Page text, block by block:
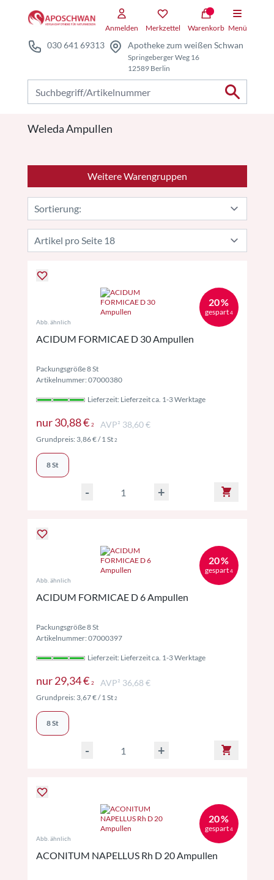
Anmelden Merkzettel Warenkorb Menü
030 641 69313 Apotheke zum weißen Schwan
Springeberger Weg 16
12589 Berlin
Weleda Ampullen
Weitere Warengruppen
20 %
gespart 4
Abb. ähnlich
ACIDUM FORMICAE D 30 Ampullen
Packungsgröße 8 St
Artikelnummer: 07000380
Lieferzeit: Lieferzeit ca. 1-3 Werktage
nur30,88 € 2Preise inkl. MwSt. ggf. zzgl. Versand
AVP² 38,60 €
Grundpreis: 3,86 €/ 1 St 2Preise inkl. MwSt. ggf. zzgl. Versand
8 St
- +
20 %
gespart 4
Abb. ähnlich
ACIDUM FORMICAE D 6 Ampullen
Packungsgröße 8 St
Artikelnummer: 07000397
Lieferzeit: Lieferzeit ca. 1-3 Werktage
nur29,34 € 2Preise inkl. MwSt. ggf. zzgl. Versand
AVP² 36,68 €
Grundpreis: 3,67 €/ 1 St 2Preise inkl. MwSt. ggf. zzgl. Versand
8 St
- +
20 %
gespart 4
Abb. ähnlich
ACONITUM NAPELLUS Rh D 20 Ampullen